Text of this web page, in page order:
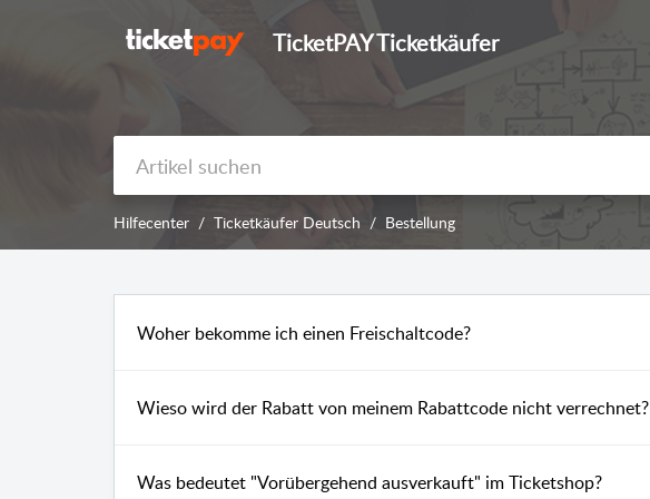
TicketPAY Ticketkäufer
Hilfecenter Ticketkäufer Deutsch Bestellung
Woher bekomme ich einen Freischaltcode?
Wieso wird der Rabatt von meinem Rabattcode nicht verrechnet?
Was bedeutet "Vorübergehend ausverkauft" im Ticketshop?